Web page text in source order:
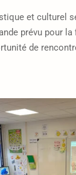
et culturel
prévu pour
de